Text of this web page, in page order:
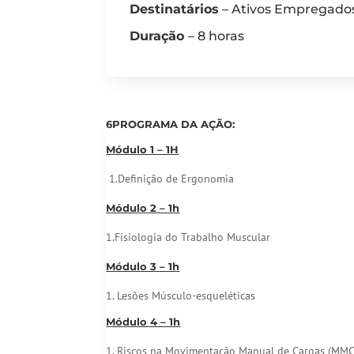
Destinatários – Ativos
Duração– 8 horas
6PROGRAMA DA AÇÃO:
Módulo 1 – 1H
1.Definição de Ergonomia
Módulo 2 – 1h
1.Fisiologia do Trabalho Muscular
Módulo 3 – 1h
1. Lesões Músculo-esqueléticas
Módulo 4 – 1h
1. Riscos na Movimentação Manual de Cargas